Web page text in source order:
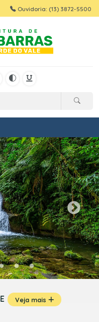
Ouvidoria: (13) 3872-5500
Veja mais